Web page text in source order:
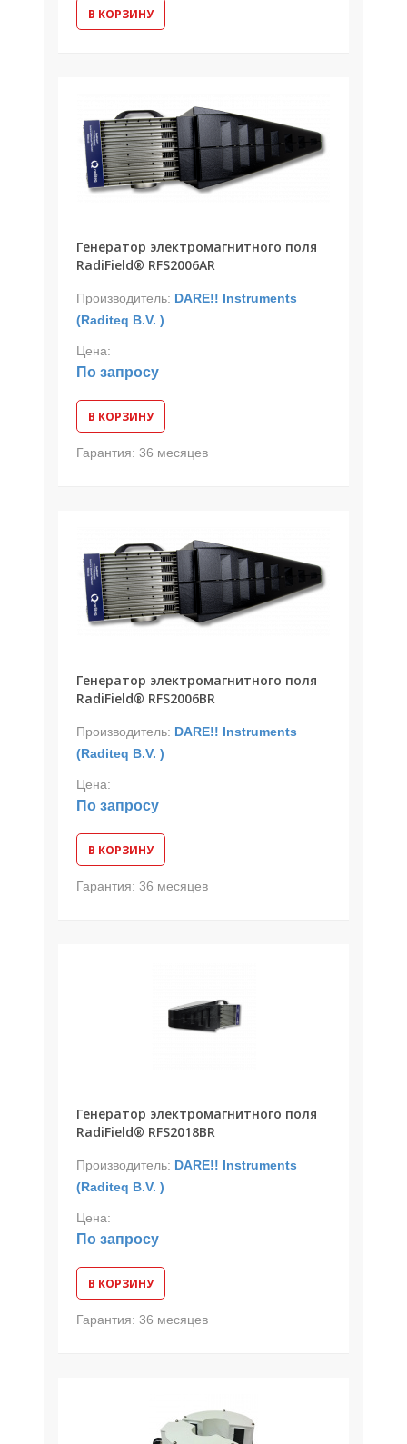
В КОРЗИНУ
Генератор электромагнитного поля
RadiField® RFS2006AR
Производитель: DARE!! Instruments
(Raditeq B.V. )
Цена:
По запросу
В КОРЗИНУ
Гарантия: 36 месяцев
Генератор электромагнитного поля
RadiField® RFS2006BR
Производитель: DARE!! Instruments
(Raditeq B.V. )
Цена:
По запросу
В КОРЗИНУ
Гарантия: 36 месяцев
Генератор электромагнитного поля
RadiField® RFS2018BR
Производитель: DARE!! Instruments
(Raditeq B.V. )
Цена:
По запросу
В КОРЗИНУ
Гарантия: 36 месяцев